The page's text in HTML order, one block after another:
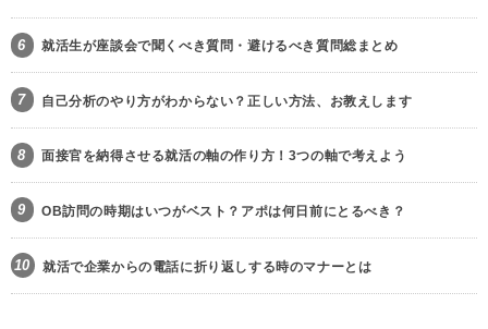
6 就活生が座談会で聞くべき質問・避けるべき質問総まとめ
7 自己分析のやり方がわからない？正しい方法、お教えします
8 面接官を納得させる就活の軸の作り方！3つの軸で考えよう
9 OB訪問の時期はいつがベスト？アポは何日前にとるべき？
10 就活で企業からの電話に折り返しする時のマナーとは